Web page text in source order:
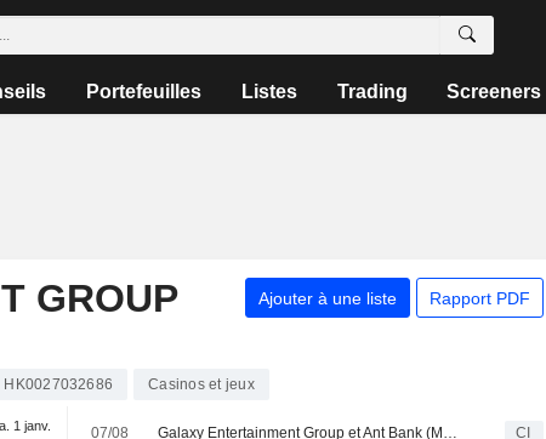
Portefeuilles Listes Trading Screeners
GROUP
Ajouter à une liste Rapport PDF
HK0027032686 Casinos et jeux
1 janv. 07/08 Galaxy Entertainment Group et Ant Bank (Macao) Limited lancent un point de services financiers au Galaxy Macau CI